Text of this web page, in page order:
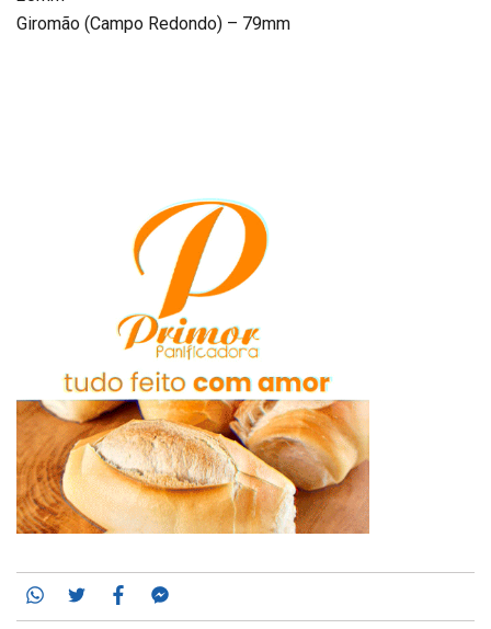
Giromão (Campo Redondo) – 79mm
Whatsapp
TwitterFacebook